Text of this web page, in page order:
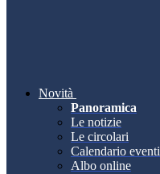
Novità
Panoramica
Le notizie
Le circolari
Calendario eventi
Albo online